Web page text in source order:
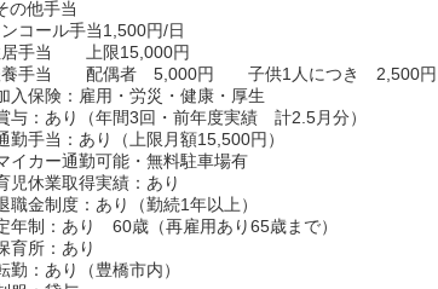
の他手当
ンコール手当1,500円/日
居手当 上限15,000円
養手当 配偶者 5,000円 子供1人につき 2,500円
入保険：雇用・労災・健康・厚生
与：あり（年間3回・前年度実績 計2.5月分）
勤手当：あり（上限月額15,500円）
イカー通勤可能・無料駐車場有
児休業取得実績：あり
職金制度：あり（勤続1年以上）
年制：あり 60歳（再雇用あり65歳まで）
育所：あり
勤：あり（豊橋市内）